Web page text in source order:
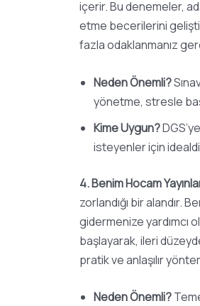
içerir. Bu denemeler,
etme becerilerini
fazla odaklanmanız
Neden Önemli?
yönetme, stresle
Kime Uygun?
isteyenler için
4. Benim Hocam
zorlandığı bir alandır.
gidermenize yardımcı
başlayarak, ileri
pratik ve anlaşılır
Neden Önemli?